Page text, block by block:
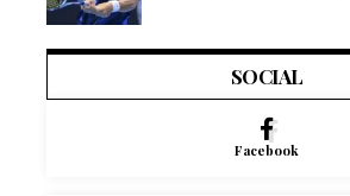
SOCIAL
Facebook